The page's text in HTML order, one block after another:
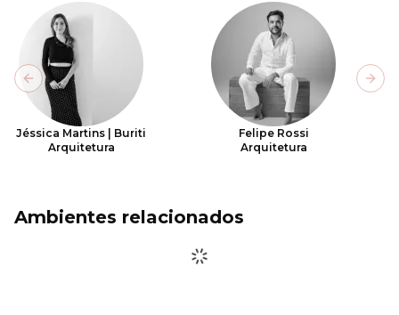
Jéssica Martins | Buriti
Arquitetura
Felipe Rossi
Arquitetura
Previous slide
Ambientes relacionados